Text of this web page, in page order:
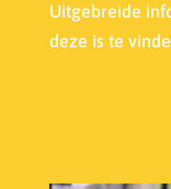
Uitgebreide
deze is te